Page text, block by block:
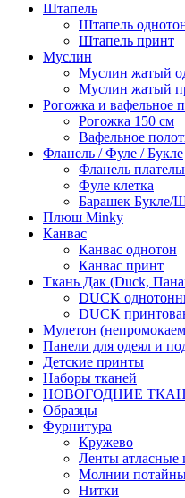
Штапель
Штапель
Штапель принт
Муслин
Муслин жатый
Муслин жатый
Рогожка и вафельное
Рогожка 150 см
Вафельное
Фланель / Фуле / Букле
Фланель
Фуле клетка
Барашек Букле/
Плюш Minky
Канвас
Канвас однотон
Канвас принт
Ткань Дак (Duck,
DUCK
DUCK
Мулетон
Панели для одеял и
Детские принты
Наборы тканей
НОВОГОДНИЕ
Образцы
Фурнитура
Кружево
Ленты атласные
Молнии
Нитки